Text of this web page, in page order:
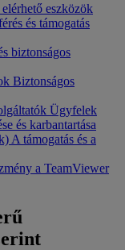
eszközök
és támogatás
biztonságos
Biztonságos
Ügyfelek
és karbantartása
A támogatás és a
a TeamViewer